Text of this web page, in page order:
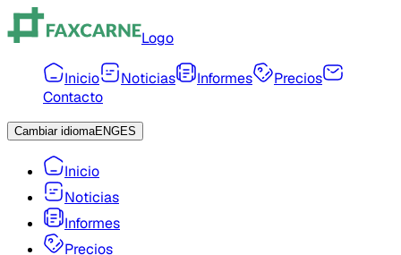
Logo
Inicio Noticias Informes
Precios
Contacto
Cambiar idiomaENGES
Inicio
Noticias
Informes
Precios